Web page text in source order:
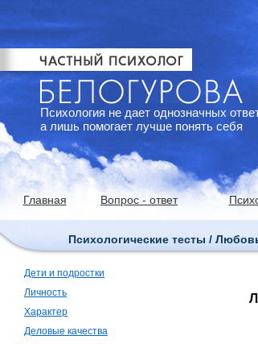
Психология не дает однозначных
а лишь помогает лучше понять себя
Главная Вопрос - ответ
Психологические тесты /
Дети и подростки
Личность
Характер
Деловые качества